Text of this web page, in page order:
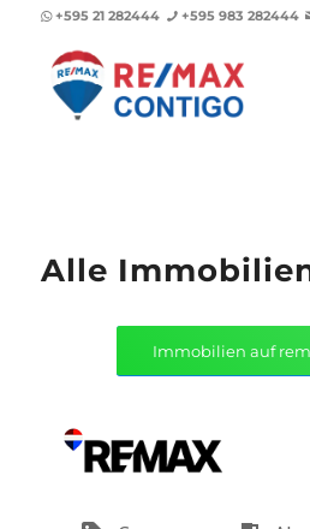
+595 21 282444 +595 983 282444
Alle
Immobilien auf